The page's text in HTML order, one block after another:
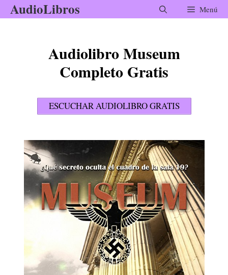
Saltar
al
AudioLibros Menú
Audiolibro Museum
Completo Gratis
ESCUCHAR AUDIOLIBRO GRATIS